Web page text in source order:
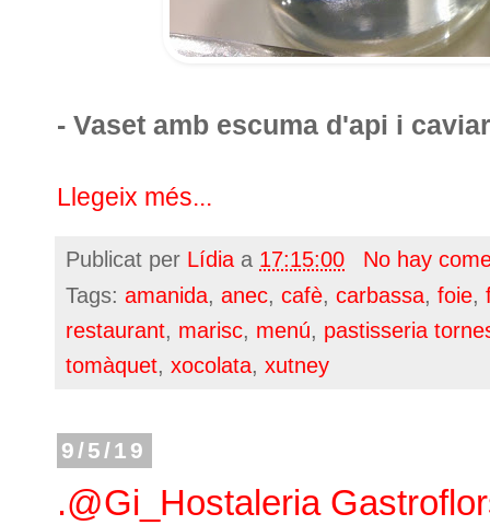
- Vaset amb escuma d'api i
Llegeix més...
Publicat per Lídia a 17:15:00
No hay
Tags: amanida, anec, cafè, carbassa, foie,
restaurant, marisc, menú, pastisseria
tomàquet, xocolata, xutney
9/5/19
.@Gi_Hostaleria